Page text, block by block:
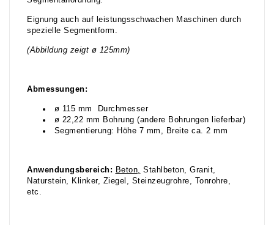
Eignung auch auf leistungsschwachen Maschinen durch
spezielle Segmentform.
(Abbildung zeigt ø 125mm)
Abmessungen:
ø 115 mm Durchmesser
ø 22,22 mm Bohrung (andere Bohrungen lieferbar)
Segmentierung: Höhe 7 mm, Breite ca. 2 mm
Anwendungsbereich: Beton, Stahlbeton, Granit,
Naturstein, Klinker, Ziegel, Steinzeugrohre, Tonrohre,
etc.